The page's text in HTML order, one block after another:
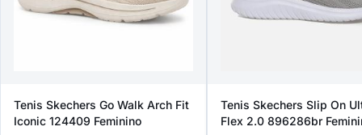
Tenis Skechers Go Walk Arch Fit
Iconic 124409 Feminino
Tenis Skechers Slip On
Flex 2.0 896286br